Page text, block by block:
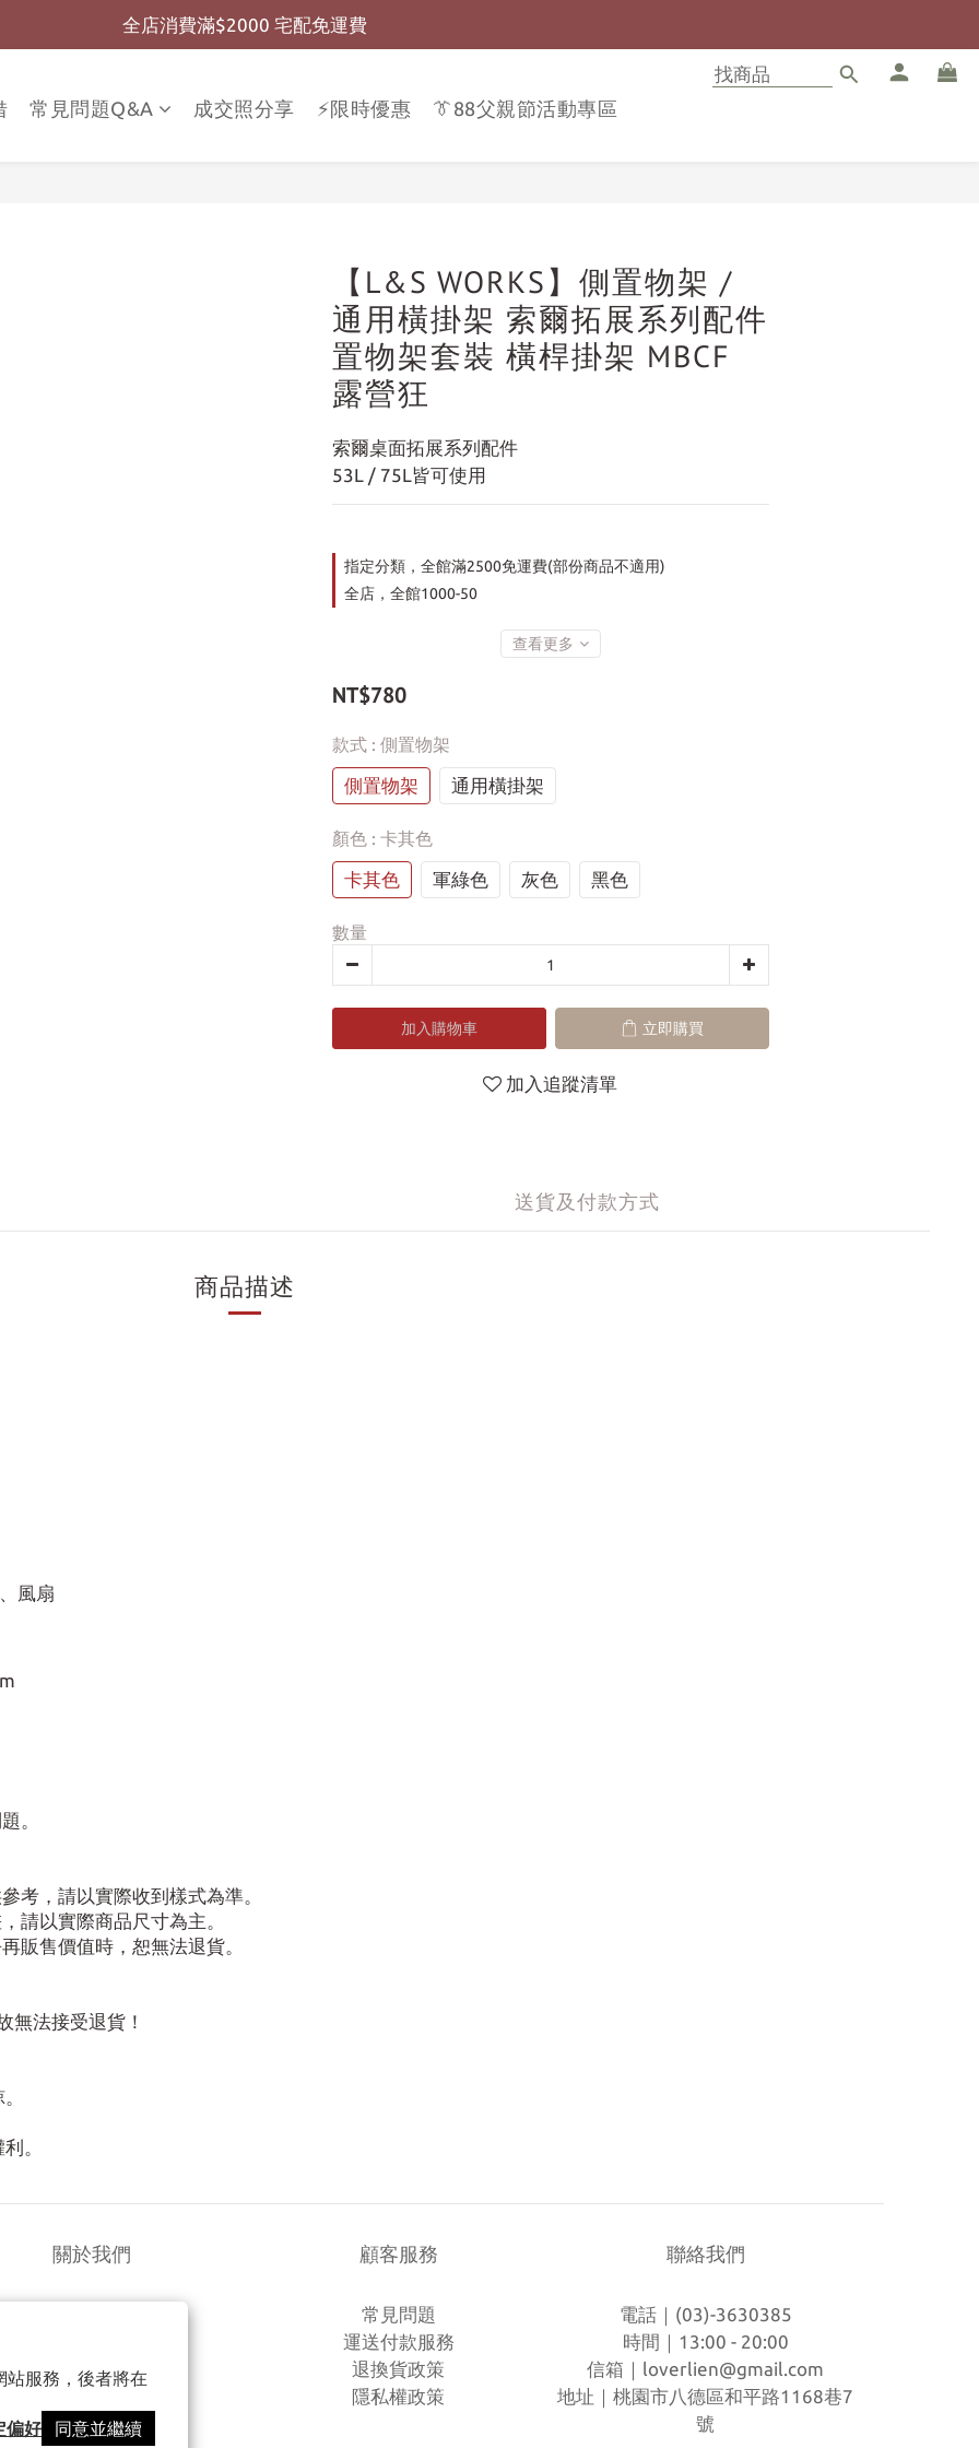
站服務，後者將在
偏好 同意並繼續
全店消費滿$999 超商免運費
全店消費滿$2000 宅配免運費
常見問題Q&A 成交照分享 ⚡限時優惠 👔88父親節活動專區
【L&S WORKS】側置物架 /
通用橫掛架 索爾拓展系列配件
置物架套裝 橫桿掛架 MBCF
露營狂
索爾桌面拓展系列配件
53L / 75L皆可使用
指定分類，全館滿2500免運費(部份商品不適用)
全店，全館1000-50
查看更多
NT$780
款式 : 側置物架
側置物架 通用橫掛架
顏色 : 卡其色
卡其色 軍綠色 灰色 黑色
數量
加入購物車 立即購買
加入追蹤清單
送貨及付款方式
商品描述
風扇
。
考，請以實際收到樣式為準。
請以實際商品尺寸為主。
販售價值時，恕無法退貨。
無法接受退貨！
。
關於我們 顧客服務
常見問題
運送付款服務
退換貨政策
隱私權政策
聯絡我們
電話｜(03)-3630385
時間｜13:00 - 20:00
信箱｜ loverlien@gmail.com
地址｜桃園市八德區和平路1168巷7
號